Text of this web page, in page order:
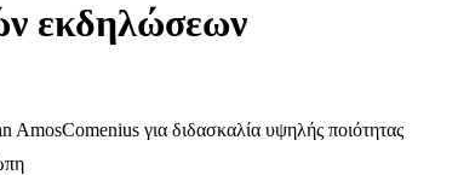
εκδηλώσεων
για διδασκαλία υψηλής ποιότητας